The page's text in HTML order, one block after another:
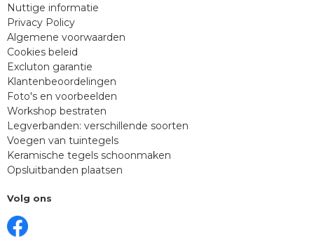
Nuttige informatie
Privacy Policy
Algemene voorwaarden
Cookies beleid
Excluton garantie
Klantenbeoordelingen
Foto's en voorbeelden
Workshop bestraten
Legverbanden: verschillende soorten
Voegen van tuintegels
Keramische tegels schoonmaken
Opsluitbanden plaatsen
Volg ons